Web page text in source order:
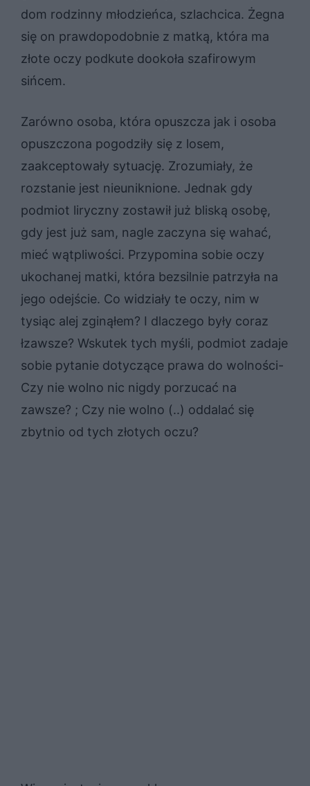
dom rodzinny młodzieńca, szlachcica. Żegna
się on prawdopodobnie z matką, która ma
złote oczy podkute dookoła szafirowym
sińcem.
Zarówno osoba, która opuszcza jak i osoba
opuszczona pogodziły się z losem,
zaakceptowały sytuację. Zrozumiały, że
rozstanie jest nieuniknione. Jednak gdy
podmiot liryczny zostawił już bliską osobę,
gdy jest już sam, nagle zaczyna się wahać,
mieć wątpliwości. Przypomina sobie oczy
ukochanej matki, która bezsilnie patrzyła na
jego odejście. Co widziały te oczy, nim w
tysiąc alej zginąłem? I dlaczego były coraz
łzawsze? Wskutek tych myśli, podmiot zadaje
sobie pytanie dotyczące prawa do wolności-
Czy nie wolno nic nigdy porzucać na
zawsze? ; Czy nie wolno (..) oddalać się
zbytnio od tych złotych oczu?